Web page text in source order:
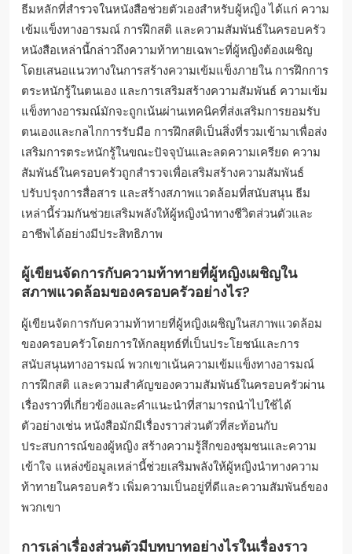
ธีมหลักที่สำรวจในหนังสือช่วยตัวเองสำหรับผู้หญิง ได้แก่ ความ
เข้มแข็งทางอารมณ์ การฝึกสติ และความสัมพันธ์ในครอบครัว
หนังสือเหล่านี้กล่าวถึงความท้าทายเฉพาะที่ผู้หญิงต้องเผชิญ
โดยเสนอแนวทางในการสร้างความเข้มแข็งภายใน การฝึกการ
ตระหนักรู้ในตนเอง และการเสริมสร้างความสัมพันธ์ ความเข้ม
แข็งทางอารมณ์มักจะถูกเน้นผ่านเทคนิคที่ส่งเสริมการยอมรับ
ตนเองและกลไกการรับมือ การฝึกสติเป็นสิ่งที่รวมเข้ามาเพื่อส่ง
เสริมการตระหนักรู้ในขณะปัจจุบันและลดความเครียด ความ
สัมพันธ์ในครอบครัวถูกสำรวจเพื่อเสริมสร้างความสัมพันธ์
ปรับปรุงการสื่อสาร และสร้างสภาพแวดล้อมที่สนับสนุน ธีม
เหล่านี้ร่วมกันช่วยเสริมพลังให้ผู้หญิงนำทางชีวิตส่วนตัวและ
อาชีพได้อย่างมีประสิทธิภาพ
ผู้เขียนจัดการกับความท้าทายที่ผู้หญิงเผชิญใน
สภาพแวดล้อมของครอบครัวอย่างไร?
ผู้เขียนจัดการกับความท้าทายที่ผู้หญิงเผชิญในสภาพแวดล้อม
ของครอบครัวโดยการให้กลยุทธ์ที่เป็นประโยชน์และการ
สนับสนุนทางอารมณ์ พวกเขาเน้นความเข้มแข็งทางอารมณ์
การฝึกสติ และความสำคัญของความสัมพันธ์ในครอบครัวผ่าน
เรื่องราวที่เกี่ยวข้องและคำแนะนำที่สามารถนำไปใช้ได้
ตัวอย่างเช่น หนังสือมักมีเรื่องราวส่วนตัวที่สะท้อนกับ
ประสบการณ์ของผู้หญิง สร้างความรู้สึกของชุมชนและความ
เข้าใจ แหล่งข้อมูลเหล่านี้ช่วยเสริมพลังให้ผู้หญิงนำทางความ
ท้าทายในครอบครัว เพิ่มความเป็นอยู่ที่ดีและความสัมพันธ์ของ
พวกเขา
การเล่าเรื่องส่วนตัวมีบทบาทอย่างไรในเรื่องราว